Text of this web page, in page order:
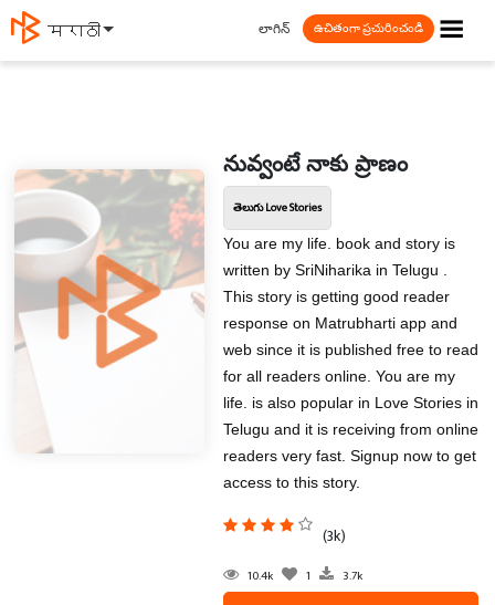
मराठी ☰
లాగిన్ ఉచితంగా ప్రచురించండి
నువ్వంటే నాకు ప్రాణం
తెలుగు Love Stories
You are my life. book and story is
written by SriNiharika in Telugu .
This story is getting good reader
response on Matrubharti app and
web since it is published free to read
for all readers online. You are my
life. is also popular in Love Stories in
Telugu and it is receiving from online
readers very fast. Signup now to get
access to this story.
(3k)
10.4k 1 3.7k